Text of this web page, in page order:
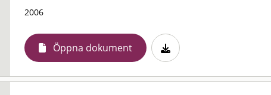
2006
Öppna dokument